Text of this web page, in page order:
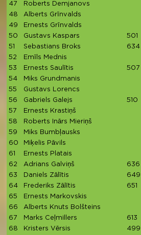
47
Roberts Demjanovs
48
Alberts Grīnvalds
49
Ernests Grīnvalds
50
Gustavs Kaspars 501
51
Sebastians Broks 634
52
Emīls Mednis
53
Ernests Saulītis 507
54
Miks Grundmanis
55
Gustavs Lorencs
56
Gabriels Galejs 510
57
Ernests Krastiņš
58
Roberts Inārs Mieriņš
59
Miks Bumbļausks
60
Miķelis Pāvils
61
Ernests Platais
62
Adrians Galviņš 636
63
Daniels Zālītis 649
64
Frederiks Zālītis 651
65
Ernests Markovskis
66
Alberts Knuts Bolšteins
67
Marks Ceļmillers 613
68
Kristers Vērsis 499